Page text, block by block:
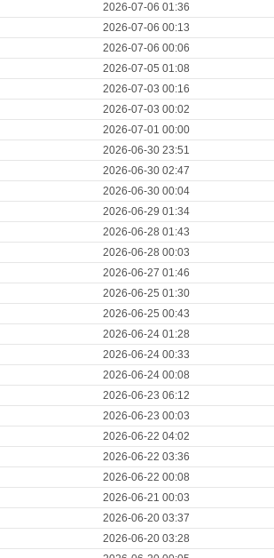
2026-07-06 01:36
2026-07-06 00:13
2026-07-06 00:06
2026-07-05 01:08
2026-07-03 00:16
2026-07-03 00:02
2026-07-01 00:00
2026-06-30 23:51
2026-06-30 02:47
2026-06-30 00:04
2026-06-29 01:34
2026-06-28 01:43
2026-06-28 00:03
2026-06-27 01:46
2026-06-25 01:30
2026-06-25 00:43
2026-06-24 01:28
2026-06-24 00:33
2026-06-24 00:08
2026-06-23 06:12
2026-06-23 00:03
2026-06-22 04:02
2026-06-22 03:36
2026-06-22 00:08
2026-06-21 00:03
2026-06-20 03:37
2026-06-20 03:28